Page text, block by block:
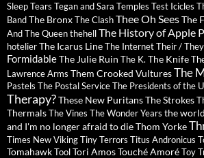
SleepTears Tegan and Sara Temples Test Icicles
BandThe BronxThe ClashThee Oh SeesThe
And The QueenthehellThe History of Apple
hotelierThe Icarus LineThe InternetTheir /
FormidableThe Julie Ruin The K. The Knife
Lawrence Arms Them Crooked VulturesThe
Pastels The Postal ServiceThe Presidents of the
Therapy?These New PuritansThe Strokes
ThermalsThe Vines The Wonder Years the
and I'm no longer afraid to dieThom Yorke
Times New VikingTiny Terrors Titus Andronicus
TomahawkToolTori AmosTouché AmoréToy